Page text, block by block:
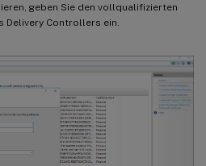
geben Sie den vollqualifizierten
Delivery Controllers ein.